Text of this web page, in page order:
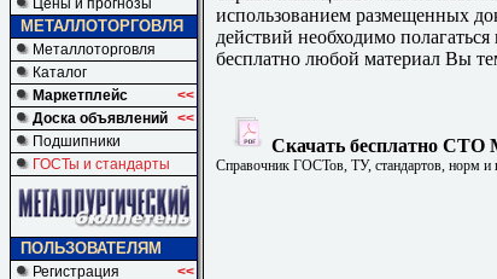
Цены и прогнозы
МЕТАЛЛОТОРГОВЛЯ
Металлоторговля
Каталог
Маркетплейс
<<
Доска объявлений <<
Подшипники
ГОСТы и стандарты
ПОЛЬЗОВАТЕЛЯМ
Регистрация
<<
использованием размещенных
действий необходимо
бесплатно любой материал Вы
Скачать бесплатно
Справочник ГОСТов, ТУ, стандартов, норм